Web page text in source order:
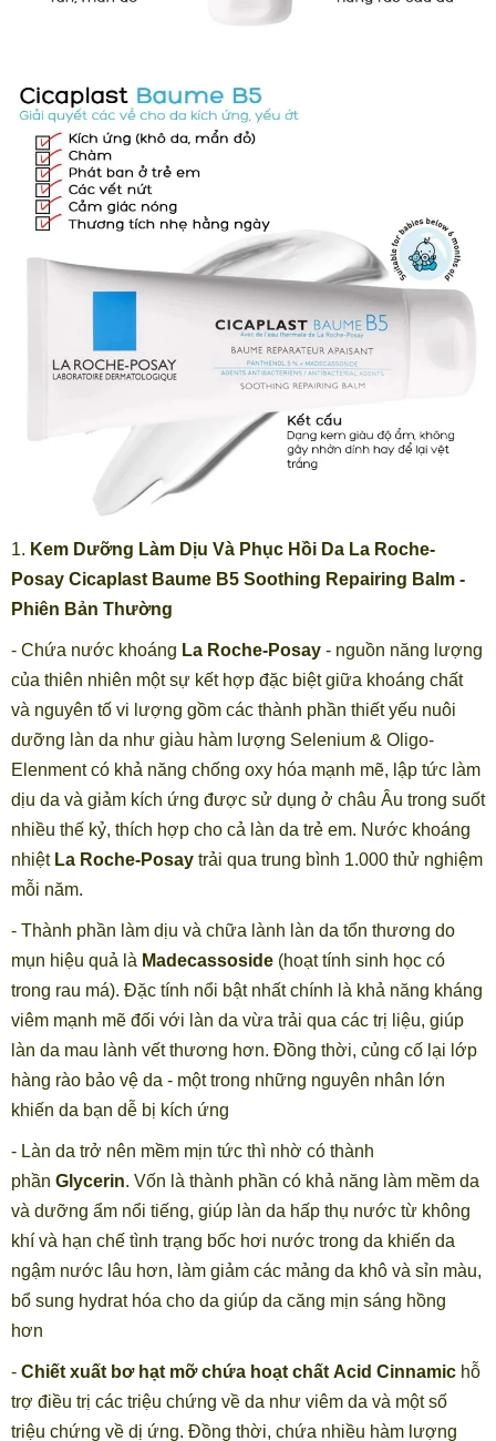
1. Kem Dưỡng Làm Dịu Và Phục Hồi Da La Roche-
Posay Cicaplast Baume B5 Soothing Repairing Balm -
Phiên Bản Thường
- Chứa nước khoáng La Roche-Posay - nguồn năng lượng
của thiên nhiên một sự kết hợp đặc biệt giữa khoáng chất
và nguyên tố vi lượng gồm các thành phần thiết yếu nuôi
dưỡng làn da như giàu hàm lượng Selenium & Oligo-
Elenment có khả năng chống oxy hóa mạnh mẽ, lập tức làm
dịu da và giảm kích ứng được sử dụng ở châu Âu trong suốt
nhiều thế kỷ, thích hợp cho cả làn da trẻ em. Nước khoáng
nhiệt La Roche-Posay trải qua trung bình 1.000 thử nghiệm
mỗi năm.
- Thành phần làm dịu và chữa lành làn da tổn thương do
mụn hiệu quả là Madecassoside (hoạt tính sinh học có
trong rau má). Đặc tính nổi bật nhất chính là khả năng kháng
viêm mạnh mẽ đối với làn da vừa trải qua các trị liệu, giúp
làn da mau lành vết thương hơn. Đồng thời, củng cố lại lớp
hàng rào bảo vệ da - một trong những nguyên nhân lớn
khiến da bạn dễ bị kích ứng
- Làn da trở nên mềm mịn tức thì nhờ có thành
phần Glycerin. Vốn là thành phần có khả năng làm mềm da
và dưỡng ẩm nổi tiếng, giúp làn da hấp thụ nước từ không
khí và hạn chế tình trạng bốc hơi nước trong da khiến da
ngậm nước lâu hơn, làm giảm các mảng da khô và sỉn màu,
bổ sung hydrat hóa cho da giúp da căng mịn sáng hồng
hơn
- Chiết xuất bơ hạt mỡ chứa hoạt chất Acid Cinnamic hỗ
trợ điều trị các triệu chứng về da như viêm da và một số
triệu chứng về dị ứng. Đồng thời, chứa nhiều hàm lượng